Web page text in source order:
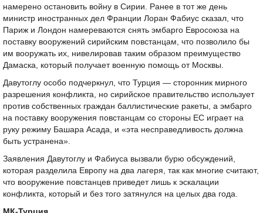
намерено остановить войну в Сирии. Ранее в тот же день
министр иностранных дел Франции Лоран Фабиус сказал, что
Париж и Лондон намереваются снять эмбарго Евросоюза на
поставку вооружений сирийским повстанцам, что позволило бы
им вооружать их, нивелировав таким образом преимущество
Дамаска, который получает военную помощь от Москвы.
Давутоглу особо подчеркнул, что Турция — сторонник мирного
разрешения конфликта, но сирийское правительство использует
против собственных граждан баллистические ракеты, а эмбарго
на поставку вооружения повстанцам со стороны ЕС играет на
руку режиму Башара Асада, и «эта несправедливость должна
быть устранена».
Заявления Давутоглу и Фабиуса вызвали бурю обсуждений,
которая разделила Европу на два лагеря, так как многие считают,
что вооружение повстанцев приведет лишь к эскалации
конфликта, который и без того затянулся на целых два года.